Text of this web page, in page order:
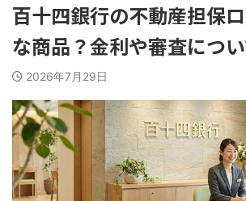
百十四銀行の不動産担保
な商品？金利や審査につ
2026年7月29日